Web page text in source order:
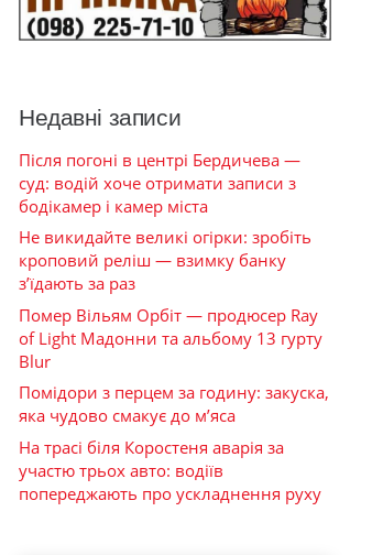
Недавні записи
Після погоні в центрі Бердичева —
суд: водій хоче отримати записи з
бодікамер і камер міста
Не викидайте великі огірки: зробіть
кроповий реліш — взимку банку
з’їдають за раз
Помер Вільям Орбіт — продюсер Ray
of Light Мадонни та альбому 13 гурту
Blur
Помідори з перцем за годину: закуска,
яка чудово смакує до м’яса
На трасі біля Коростеня аварія за
участю трьох авто: водіїв
попереджають про ускладнення руху